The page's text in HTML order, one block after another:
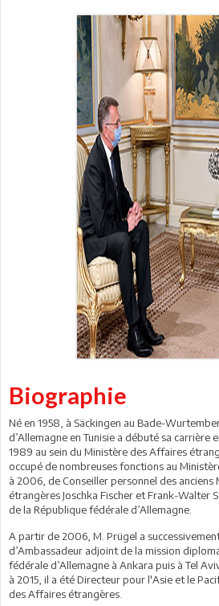
Biographie
Né en 1958, à Säckingen au Bade-
d’Allemagne en Tunisie a débuté sa carrière
1989 au sein du Ministère des Affaires
occupé de nombreuses fonctions au
à 2006, de Conseiller personnel des
étrangères Joschka Fischer et Frank-Walter
de la République fédérale d’Allemagne.
A partir de 2006, M. Prügel a
d’Ambassadeur adjoint de la mission
fédérale d’Allemagne à Ankara puis à Tel
à 2015, il a été Directeur pour l'Asie et le
des Affaires étrangères.